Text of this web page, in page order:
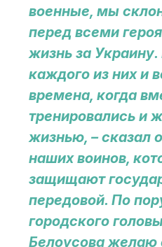
военные, мы
перед всеми
жизнь за
каждого из них и
времена, когда
тренировались и
жизнью, – сказал
наших воинов,
защищают
передовой. По
городского
Белоусова желаю